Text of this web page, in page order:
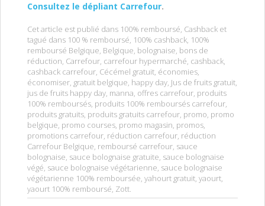
Consultez le dépliant Carrefour.
Cet article est publié dans 100% remboursé, Cashback et
tagué dans 100 % remboursé, 100% cashback, 100%
remboursé Belgique, Belgique, bolognaise, bons de
réduction, Carrefour, carrefour hypermarché, cashback,
cashback carrefour, Cécémel gratuit, économies,
économiser, gratuit belgique, happy day, Jus de fruits gratuit,
jus de fruits happy day, manna, offres carrefour, produits
100% remboursés, produits 100% remboursés carrefour,
produits gratuits, produits gratuits carrefour, promo, promo
belgique, promo courses, promo magasin, promos,
promotions carrefour, réduction carrefour, réduction
Carrefour Belgique, remboursé carrefour, sauce
bolognaise, sauce bolognaise gratuite, sauce bolognaise
végé, sauce bolognaise végétarienne, sauce bolognaise
végétarienne 100% remboursée, yahourt gratuit, yaourt,
yaourt 100% remboursé, Zott.